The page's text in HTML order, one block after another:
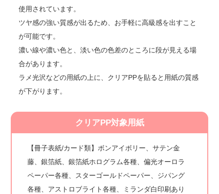
使用されています。
ツヤ感の強い質感が出るため、お手軽に高級感を出すこと
が可能です。
濃い線や濃い色と、淡い色の色差のところに段が見える場
合があります。
ラメ光沢などの用紙の上に、クリアPPを貼ると用紙の質感
が下がります。
クリアPP対象用紙
【冊子表紙/カード類】ボンアイボリー、サテン金
藤、銀箔紙、銀箔紙ホログラム各種、偏光オーロラ
ペーパー各種、スターゴールドペーパー、ジパング
各種、アストロブライト各種、ミランダ白印刷あり